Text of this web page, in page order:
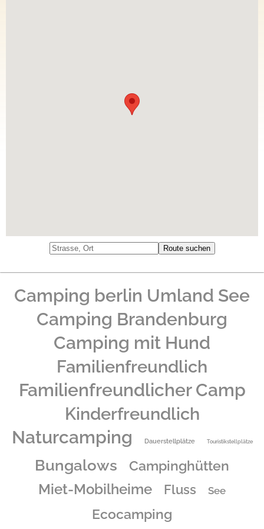
Camping berlin Umland See
Camping Brandenburg
Camping mit Hund
Familienfreundlich
Familienfreundlicher Camp
Kinderfreundlich
Naturcamping
Dauerstellplätze Touristikstellplätze
Bungalows Campinghütten
Miet-Mobilheime Fluss See
Ecocamping